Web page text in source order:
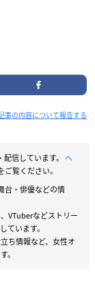
事の内容について報告する
信しています。 ヘ
覧ください。
台・俳優などの情
VTuberなどストリー
ています。
ち情報など、女性オ
。